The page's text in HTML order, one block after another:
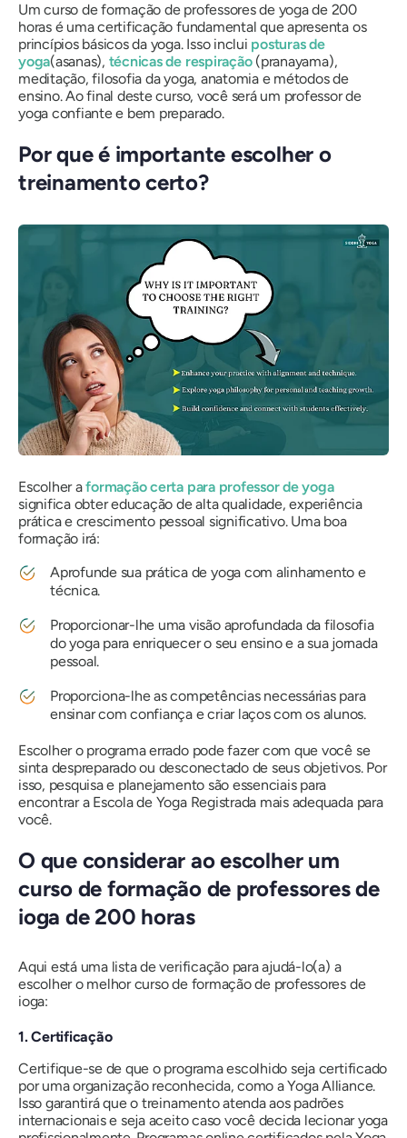
Um curso de formação de professores de yoga de 200
horas é uma certificação fundamental que apresenta os
princípios básicos da yoga. Isso inclui posturas de
yoga(asanas), técnicas de respiração(pranayama),
meditação, filosofia da yoga, anatomia e métodos de
ensino. Ao final deste curso, você será um professor de
yoga confiante e bem preparado.
Por que é importante escolher o
treinamento certo?
Escolher aformação certa para professor de yoga
significa obter educação de alta qualidade, experiência
prática e crescimento pessoal significativo. Uma boa
formação irá:
Aprofunde sua prática de yoga com alinhamento e
técnica.
Proporcionar-lhe uma visão aprofundada da filosofia
do yoga para enriquecer o seu ensino e a sua jornada
pessoal.
Proporciona-lhe as competências necessárias para
ensinar com confiança e criar laços com os alunos.
Escolher o programa errado pode fazer com que você se
sinta despreparado ou desconectado de seus objetivos. Por
isso, pesquisa e planejamento são essenciais para
encontrar a Escola de Yoga Registrada mais adequada para
você.
O que considerar ao escolher um
curso de formação de professores de
ioga de 200 horas
Aqui está uma lista de verificação para ajudá-lo(a) a
escolher o melhor curso de formação de professores de
ioga:
1. Certificação
Certifique-se de que o programa escolhido seja certificado
por uma organização reconhecida, como a Yoga Alliance.
Isso garantirá que o treinamento atenda aos padrões
internacionais e seja aceito caso você decida lecionar yoga